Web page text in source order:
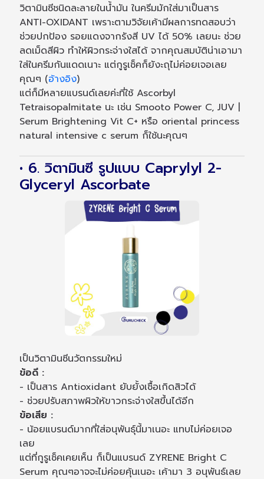
วิตามินซีชนิดละลายในน้ำมัน ในครีมมักใส่มาเป็นสาร
ANTI-OXIDANT เพราะตามวิจัยเค้ามีผลการทดสอบว่า
ช่วยปกป้อง รอยแดงจากรังสี UV ได้ 50% เลยนะ ช่วย
ลดเม็ดสีผิว ทำให้ผิวกระจ่างใสได้ จากคุณสมบัติน่าเอามา
ใส่ในครีมกันแดดเนาะ แต่กูรูเช็คก็ยังะถุไม่ค่อยเจอเลย
คุณๆ (อ้างอิง)
แต่ก็มีหลายแบรนด์เลยค่ะที่ใช้ Ascorbyl
Tetraisopalmitate นะ เช่น Smooto Power C, JUV |
Serum Brightening Vit C+ หรือ oriental princess
natural intensive c serum ก็ใช้นะคุณๆ
• 6. วิตามินซี รูปแบบ Caprylyl 2-
Glyceryl Ascorbate
เป็นวิตามินซีนวัตกรรมใหม่
ข้อดี :
- เป็นสาร Antioxidant ยับยั้งเชื้อเกิดสิวได้
- ช่วยปรับสภาพผิวให้ขาวกระจ่างใสขึ้นได้อีก
ข้อเสีย :
- น้อยแบรนด์มากที่ใส่อนุพันธุ์นี้มาเนอะ แทบไม่ค่อยเจอ
เลย
แต่ที่กูรูเช็คเคยเห็น ก็เป็นแบรนด์ ZYRENE Bright C
Serum คุณๆอาจจะไม่ค่อยคุ้นเนอะ เค้ามา 3 อนุพันธ์เลย